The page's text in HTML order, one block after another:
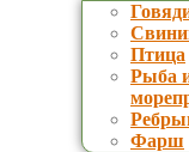
Птица
Рыба
Фарш